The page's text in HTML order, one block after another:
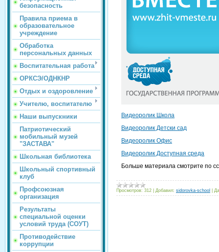
безопасность
Правила приема в
образовательное
учреждение
Обработка
персональных данных
Воспитательная работа
ОРКСЭ/ОДНКНР
Отдых и оздоровление
Учителю, воспитателю
Наши выпускники
Патриотический
мобильный музей
"ЗАСТАВА"
Школьная библиотека
Школьный спортивный
клуб
Профсоюзная
организация
Результаты
специальной оценки
условий труда (СОУТ)
Противодействие
коррупции
Видеоролик Школа
Видеоролик Детски сад
Видеоролик Офис
Видеоролик Доступная среда
Больше материала смотрите по
Просмотров: 312 Добавил: sidorovka-school